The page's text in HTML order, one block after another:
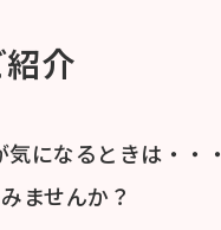
介
になるときは・・・
ませんか？